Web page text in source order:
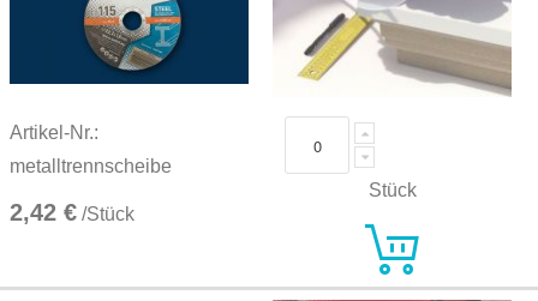
Artikel-Nr.:
metalltrennscheibe
2,42 € /Stück
Stück